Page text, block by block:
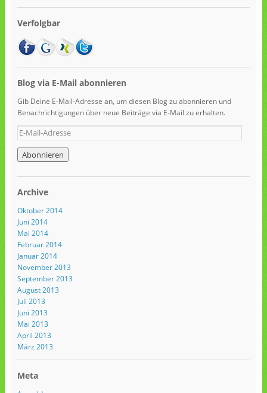
Verfolgbar
Blog via E-Mail abonnieren
Gib Deine E-Mail-Adresse an, um diesen Blog zu abonnieren und
Benachrichtigungen über neue Beiträge via E-Mail zu erhalten.
Archive
Oktober 2014
Juni 2014
Mai 2014
Februar 2014
Januar 2014
November 2013
September 2013
August 2013
Juli 2013
Juni 2013
Mai 2013
April 2013
März 2013
Meta